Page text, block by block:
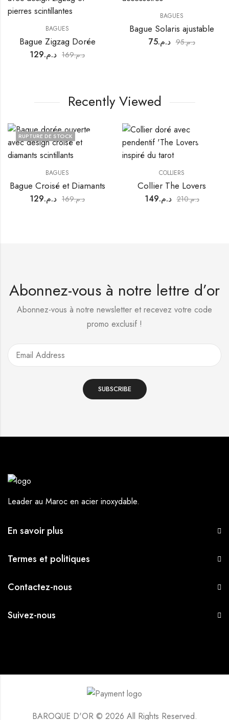
BAGUES
Bague Zigzag Dorée
د.م.129 د.م.169
BAGUES
Bague Solaris ajustable
د.م.75 د.م.95
Recently Viewed
RUPTURE DE STOCK
BAGUES
Bague Croisé et Diamants
د.م.129 د.م.169
COLLIERS
Collier The Lovers
د.م.149 د.م.210
Abonnez-vous à notre lettre d’or
Abonnez-vous à notre newsletter et recevez votre code
promo exclusif !
Leader au Maroc en acier inoxydable.
En savoir plus
Termes et politiques
Contactez-nous
Suivez-nous
BAROQUE D'OR © 2026 All Rights Reserved.